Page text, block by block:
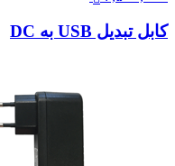
کابل تبدیل USB به DC